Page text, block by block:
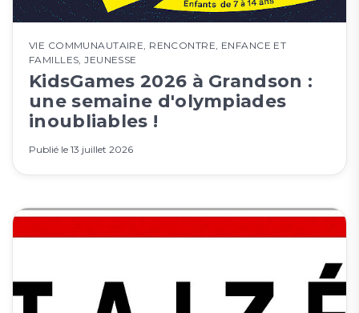
VIE COMMUNAUTAIRE RENCONTRE ENFANCE ET
FAMILLES ,JEUNESSE
KidsGames 2026 à Grandson :
une semaine d'olympiades
inoubliables !
Publié le 13 juillet 2026